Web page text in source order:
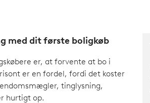
med dit første boligkøb
er, at forvente at bo i
er en fordel, fordi det koster
tinglysning,
hurtigt op.